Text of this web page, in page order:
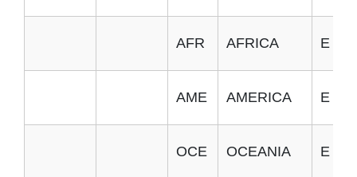
AFR AFRICA E
AME AMERICA E
OCE OCEANIA E